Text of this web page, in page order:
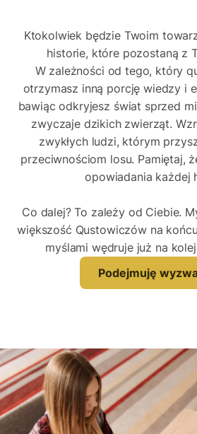
Ktokolwiek będzie Twoim
historie, które pozostaną z
W zależności od tego, który
otrzymasz inną porcję wiedzy i
bawiąc odkryjesz świat sprzed
zwyczaje dzikich zwierząt.
zwykłych ludzi, którym
przeciwnościom losu. Pamiętaj,
opowiadania każdej
Co dalej? To zależy od Ciebie.
większość Qustowiczów na
myślami wędruje już na
Podejmuję